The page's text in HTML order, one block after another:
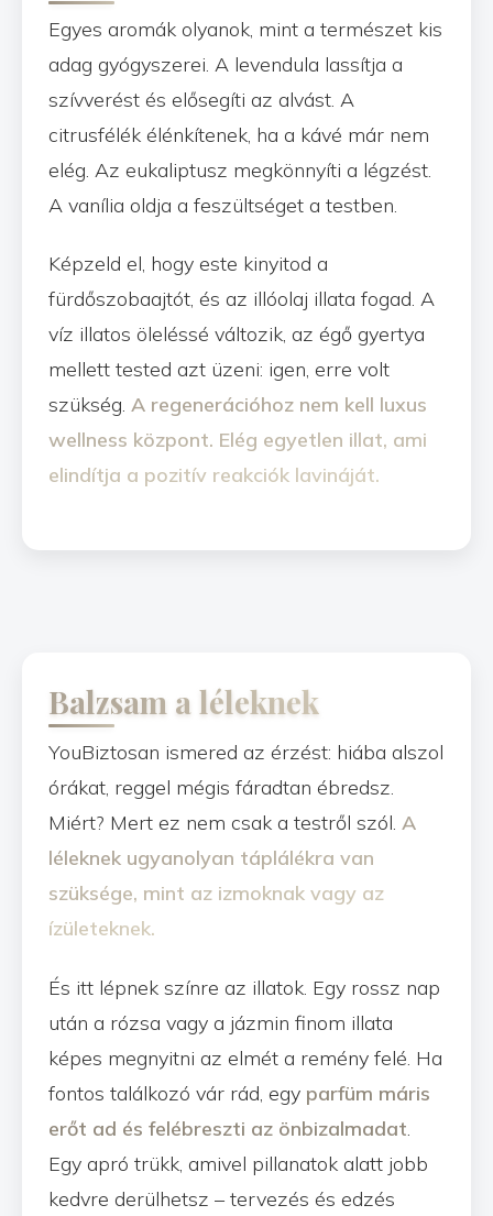
Egyes aromák olyanok, mint a természet kis
adag gyógyszerei. A levendula lassítja a
szívverést és elősegíti az alvást. A
citrusfélék élénkítenek, ha a kávé már nem
elég. Az eukaliptusz megkönnyíti a légzést.
A vanília oldja a feszültséget a testben.
Képzeld el, hogy este kinyitod a
fürdőszobaajtót, és az illóolaj illata fogad. A
víz illatos öleléssé változik, az égő gyertya
mellett tested azt üzeni: igen, erre volt
szükség. A regenerációhoz nem kell luxus
wellness központ. Elég egyetlen illat, ami
elindítja a pozitív reakciók lavináját.
Balzsam a léleknek
YouBiztosan ismered az érzést: hiába alszol
órákat, reggel mégis fáradtan ébredsz.
Miért? Mert ez nem csak a testről szól. A
léleknek ugyanolyan táplálékra van
szüksége, mint az izmoknak vagy az
ízületeknek.
És itt lépnek színre az illatok. Egy rossz nap
után a rózsa vagy a jázmin finom illata
képes megnyitni az elmét a remény felé. Ha
fontos találkozó vár rád, egy parfüm máris
erőt ad és felébreszti az önbizalmadat.
Egy apró trükk, amivel pillanatok alatt jobb
kedvre derülhetsz – tervezés és edzés